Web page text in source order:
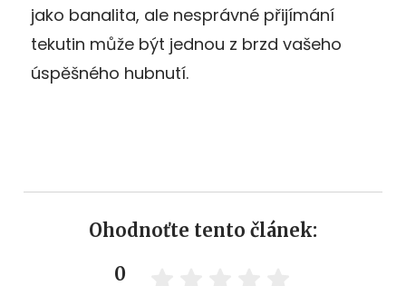
jako banalita, ale nesprávné přijímání
tekutin může být jednou z brzd vašeho
úspěšného hubnutí.
Ohodnoťte tento článek:
0